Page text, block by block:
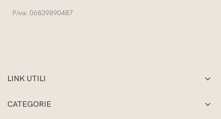
P.iva: 06839890487
LINK UTILI
CATEGORIE